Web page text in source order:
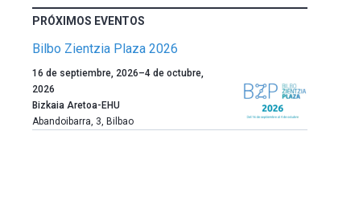
PRÓXIMOS EVENTOS
Bilbo Zientzia Plaza 2026
Un
año
más,
Bilbao
16 de septiembre, 2026–4 de octubre,
2026
Bizkaia Aretoa-EHU
Abandoibarra, 3, Bilbao